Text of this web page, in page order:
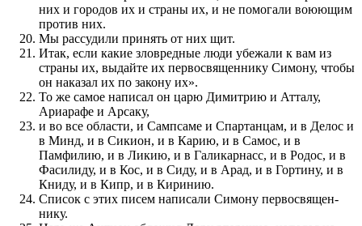
них и городов их и страны их, и не по­могали вою­ю­щим
про­тив них.
Мы рас­судили при­нять от них щит.
Итак, если какие зловредные люди убежали к вам из
страны их, выдайте их первосвящен­нику Симону, чтобы
он нака­за­л их по закону их».
То же самое написал он царю Димитрию и Атталу,
Ариарафе и Арсаку,
и во все области, и Сампсаме и Спартанцам, и в Делос и
в Минд, и в Сикион, и в Карию, и в Самос, и в
Памфилию, и в Ликию, и в Галикарнасс, и в Родос, и в
Фасилиду, и в Кос, и в Сиду, и в Арад, и в Гортину, и в
Книду, и в Кипр, и в Киринию.
Список с этих писем написали Симону первосвящен­
нику.